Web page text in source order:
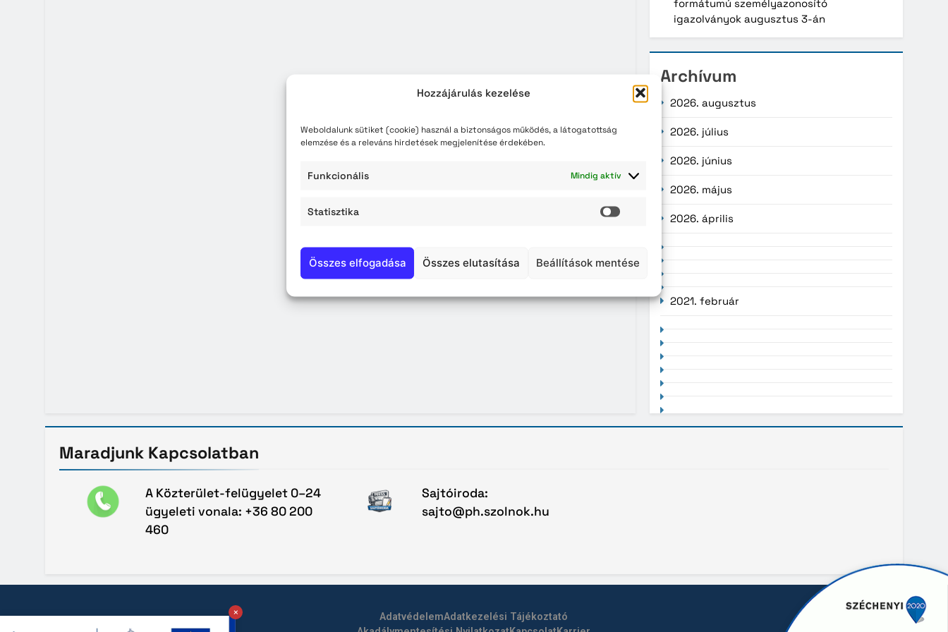
Hozzájárulás kezelése
Weboldalunk sütiket (cookie) használ a biztonságos működés, a látogatottság
elemzése és a releváns hirdetések megjelenítése érdekében.
Funkcionális Mindig aktív
Statisztika
Statisztika
Összes elfogadása Összes elutasítása Beállítások mentése
formátumú személyazonosító
igazolványok augusztus 3-án
Archívum
2026. augusztus
2026. július
2026. június
2026. május
2026. április
2021. február
Maradjunk Kapcsolatban
A Közterület-felügyelet 0–24
ügyeleti vonala: +36 80 200
460
Sajtóiroda:
sajto@ph.szolnok.hu
AdatvédelemAdatkezelési Tájékoztató
×